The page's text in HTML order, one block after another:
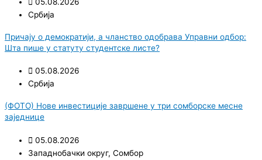
Србија
Причају о демократији, а чланство одобрава Управни одбор:
Шта пише у статуту студентске листе?
05.08.2026
Србија
(ФОТО) Нове инвестиције завршене у три сомборске месне
заједнице
05.08.2026
Западнобачки округ, Сомбор